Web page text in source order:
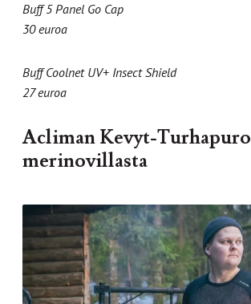
Buff 5 Panel Go Cap
30 euroa
Buff Coolnet UV+ Insect Shield
27 euroa
Acliman Kevyt-Turhapuro
merinovillasta